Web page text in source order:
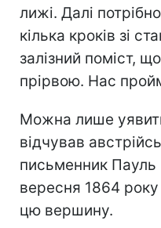
лижі. Далі
кілька кроків зі
залізний поміст,
прірвою. Нас
Можна лише
відчував
письменник
вересня 1864
цю вершину.